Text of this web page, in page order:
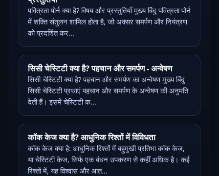
पवित्रता पोर्न क्या है? विषय और प्रस्तुतियाँ मुख्य बिंदु पवित्रता पोर्न
में शक्ति संतुलन शामिल होता है, जो अक्सर समर्पण और नियंत्रण
को प्रदर्शित कर...
सिसी चेस्टिटी क्या है? पहचान और समर्पण - अन्वेषण
सिसी चेस्टिटी क्या है? पहचान और समर्पण का अन्वेषण मुख्य बिंदु
सिसी चेस्टिटी प्रथाएं पहचान और समर्पण के अन्वेषण की अनुमति
देती हैं। इसमें चेस्टिटी क...
कॉक केज क्या है? आधुनिक रिश्तों में विविधता
कॉक केज क्या है: आधुनिक रिश्तों में बहुमुखी प्रतिभा कॉक केज,
या चेस्टिटी केज, सिर्फ एक बंधन उपकरण से कहीं अधिक है। कई
रिश्तों में, यह विश्वास और आत...